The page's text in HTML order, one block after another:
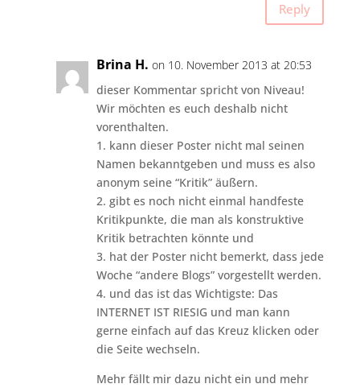
Reply
Brina H. on 10. November 2013 at 20:53
dieser Kommentar spricht von Niveau!
Wir möchten es euch deshalb nicht
vorenthalten.
1. kann dieser Poster nicht mal seinen
Namen bekanntgeben und muss es also
anonym seine “Kritik” äußern.
2. gibt es noch nicht einmal handfeste
Kritikpunkte, die man als konstruktive
Kritik betrachten könnte und
3. hat der Poster nicht bemerkt, dass jede
Woche “andere Blogs” vorgestellt werden.
4. und das ist das Wichtigste: Das
INTERNET IST RIESIG und man kann
gerne einfach auf das Kreuz klicken oder
die Seite wechseln.
Mehr fällt mir dazu nicht ein und mehr